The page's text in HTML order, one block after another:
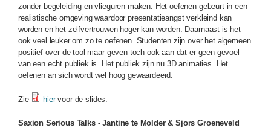
zonder begeleiding en vlieguren maken. Het oefenen gebeurt in een
realistische omgeving waardoor presentatieangst verkleind kan
worden en het zelfvertrouwen hoger kan worden. Daarnaast is het
ook veel leuker om zo te oefenen. Studenten zijn over het algemeen
positief over de tool maar geven toch ook aan dat er geen gevoel
van een echt publiek is. Het publiek zijn nu 3D animaties. Het
oefenen an sich wordt wel hoog gewaardeerd.
Zie hiervoor de slides.
Saxion Serious Talks - Jantine te Molder & Sjors Groeneveld